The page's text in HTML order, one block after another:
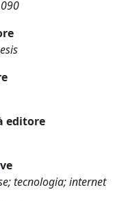
editore
tecnologia; internet